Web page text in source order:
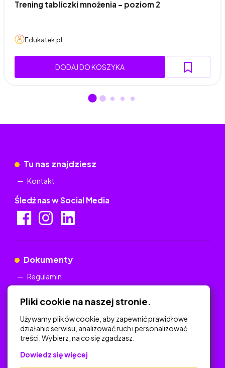
Trening tabliczki mnożenia – poziom 2
Edukatek.pl
DODAJ DO KOSZYKA
Tu nas znajdziesz
Kontakt
Śledź nas w Social Media
Dokumenty
Regulamin
Na skróty
Polityka Prywatności
Pliki cookie na naszej stronie.
Używamy plików cookie, aby zapewnić prawidłowe
działanie serwisu, analizować ruch i personalizować
treści. Wybierz, na co się zgadzasz.
Dowiedz się więcej